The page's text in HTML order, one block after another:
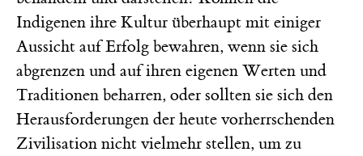
Indigenen ihre Kultur überhaupt mit einiger
Aussicht auf Erfolg bewahren, wenn sie sich
abgrenzen und auf ihren eigenen Werten und
Traditionen beharren, oder sollten sie sich den
Herausforderungen der heute vorherrschenden
Zivilisation nicht vielmehr stellen, um zu